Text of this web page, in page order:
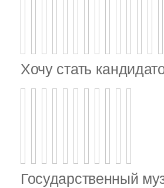
Хочу стать
Государственный